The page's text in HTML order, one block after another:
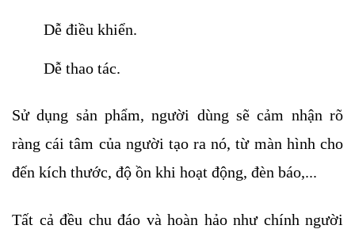
Dễ điều khiển.
Dễ thao tác.
Sử dụng sản phẩm, người dùng sẽ cảm nhận rõ
ràng cái tâm của người tạo ra nó, từ màn hình cho
đến kích thước, độ ồn khi hoạt động, đèn báo,...
Tất cả đều chu đáo và hoàn hảo như chính người